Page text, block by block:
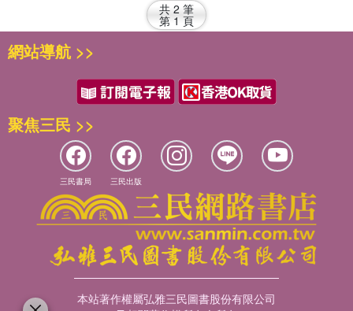
共 2 筆
第 1 頁
網站導航 >>
聚焦三民 >>
三民書局 三民出版
本站著作權屬弘雅三民圖書股份有限公司